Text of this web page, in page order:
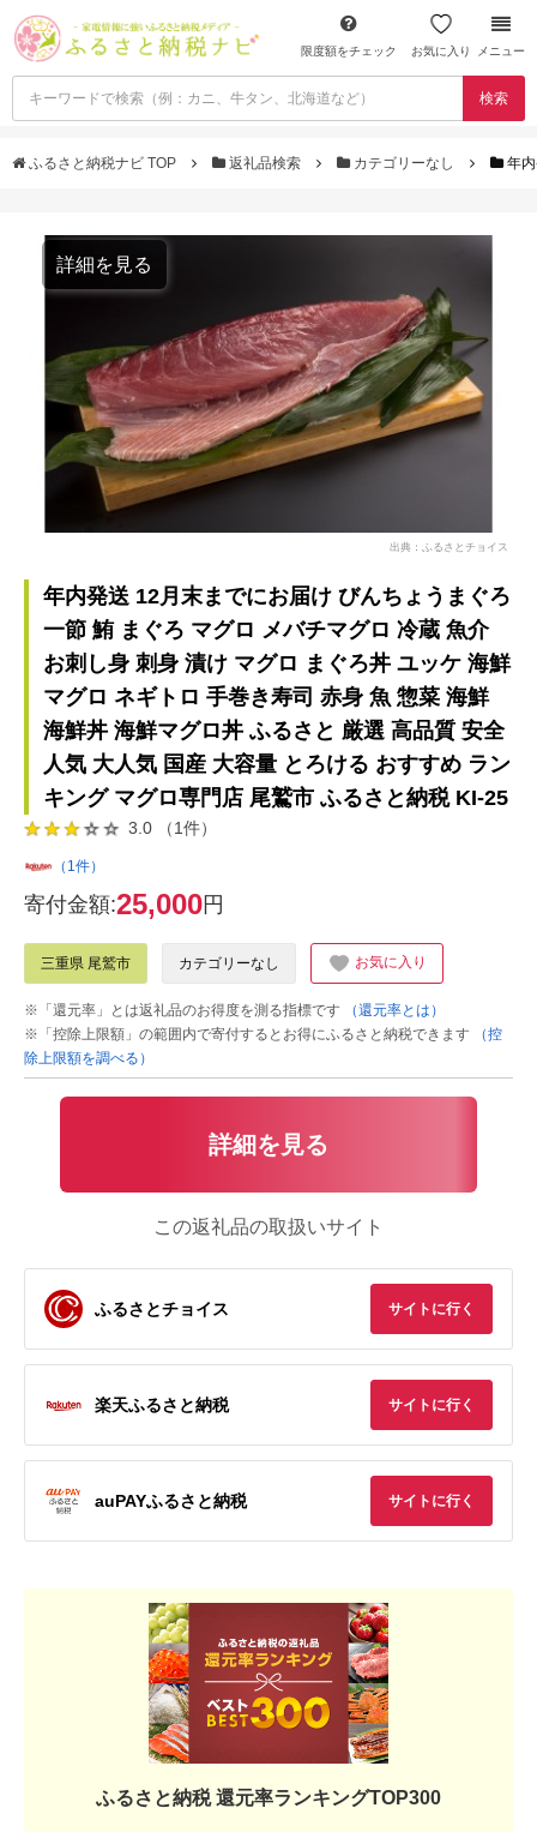
限度額をチェック お気に入り メニュー
検索
ふるさと納税ナビ TOP 返礼品検索 カテゴリーなし 年
詳細を見る
出典：ふるさとチョイス
年内発送 12月末までにお届け びんちょうまぐろ
一節 鮪 まぐろ マグロ メバチマグロ 冷蔵 魚介
お刺し身 刺身 漬け マグロ まぐろ丼 ユッケ 海鮮
マグロ ネギトロ 手巻き寿司 赤身 魚 惣菜 海鮮
海鮮丼 海鮮マグロ丼 ふるさと 厳選 高品質 安全
人気 大人気 国産 大容量 とろける おすすめ ラン
キング マグロ専門店 尾鷲市 ふるさと納税 KI-25
3.0 （1件）
（1件）
寄付金額:25,000円
三重県 尾鷲市 カテゴリーなし お気に入り
※「還元率」とは返礼品のお得度を測る指標です
（還元率とは）
※「控除上限額」の範囲内で寄付するとお得にふるさと納税できます
（控
除上限額を調べる）
詳細を見る
この返礼品の取扱いサイト
ふるさとチョイス サイトに行く
楽天ふるさと納税 サイトに行く
auPAYふるさと納税 サイトに行く
ふるさと納税 還元率ランキングTOP300